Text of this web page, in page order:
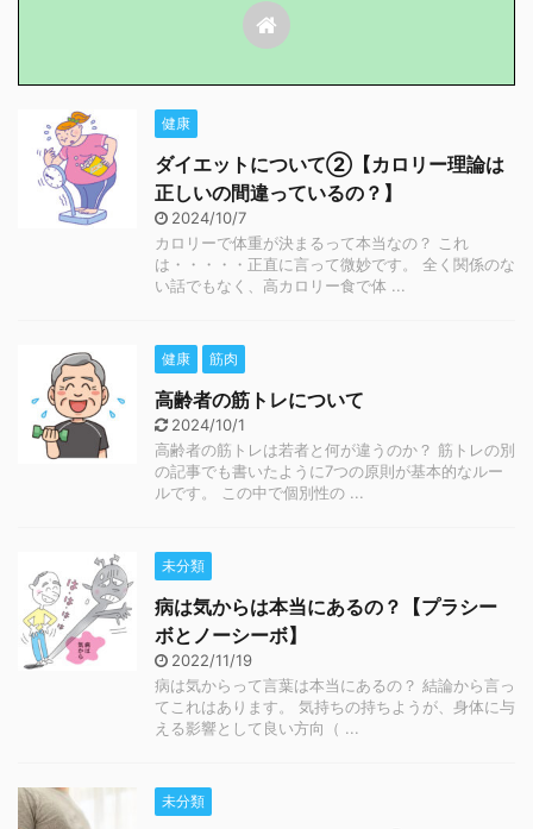
健康
ダイエットについて②【カロリー理論は
正しいの間違っているの？】
2024/10/7
カロリーで体重が決まるって本当なの？ これ
は・・・・・正直に言って微妙です。 全く関係のな
い話でもなく、高カロリー食で体 ...
健康 筋肉
高齢者の筋トレについて
2024/10/1
高齢者の筋トレは若者と何が違うのか？ 筋トレの別
の記事でも書いたように7つの原則が基本的なルー
ルです。 この中で個別性の ...
未分類
病は気からは本当にあるの？【プラシー
ボとノーシーボ】
2022/11/19
病は気からって言葉は本当にあるの？ 結論から言っ
てこれはあります。 気持ちの持ちようが、身体に与
える影響として良い方向（ ...
未分類